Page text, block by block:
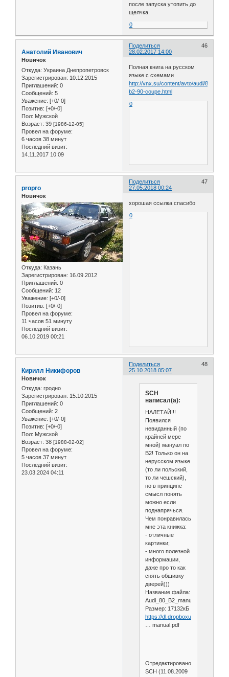
после запуска утопить до
щелчка.
0
Поделиться
46
28.02.2017 14:00
Анатолий Иванович
Новичок
Откуда: Украина Днепропетровск
Зарегистрирован: 10.12.2015
Приглашений: 0
Сообщений: 5
Уважение: [+0/-0]
Позитив: [+0/-0]
Пол: Мужской
Возраст: 39 [1986-12-05]
Провел на форуме:
6 часов 38 минут
Последний визит:
14.11.2017 10:09
Полная книга на русском
языке с схемами
http://vnx.su/content/avto/audi/80-
b2-90-coupe.html
0
Поделиться
47
27.05.2018 00:24
propro
Новичок
Откуда: Казань
Зарегистрирован: 16.09.2012
Приглашений: 0
Сообщений: 12
Уважение: [+0/-0]
Позитив: [+0/-0]
Провел на форуме:
11 часов 51 минуту
Последний визит:
06.10.2019 00:21
хорошая ссылка спасибо
0
Поделиться
48
25.10.2018 05:07
Кирилл Никифоров
Новичок
Откуда: гродно
Зарегистрирован: 15.10.2015
Приглашений: 0
Сообщений: 2
Уважение: [+0/-0]
Позитив: [+0/-0]
Пол: Мужской
Возраст: 38 [1988-02-02]
Провел на форуме:
5 часов 37 минут
Последний визит:
23.03.2024 04:11
SCH
написал(а):
НАЛЕТАЙ!!!
Появился
невиданный (по
крайней мере
мной) мануал по
B2! Только он на
нерусском языке
(то ли польский,
то ли чешский),
но в принципе
смысл понять
можно если
поднапрячься.
Чем понравилась
мне эта книжка:
- отличные
картинки;
- много полезной
информации,
даже про то как
снять обшивку
дверей)))
Название файла:
Audi_80_B2_manual
Размер: 17132кБ
https://
… manual.pdf
Отредактировано
SCH (11.08.2009